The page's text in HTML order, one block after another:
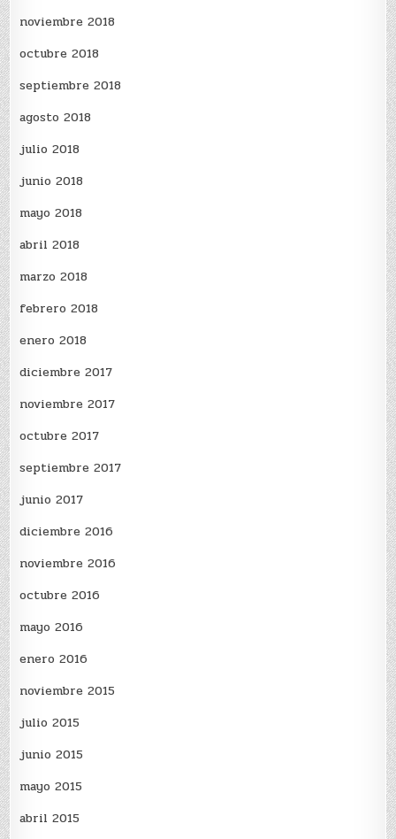
noviembre 2018
octubre 2018
septiembre 2018
agosto 2018
julio 2018
junio 2018
mayo 2018
abril 2018
marzo 2018
febrero 2018
enero 2018
diciembre 2017
noviembre 2017
octubre 2017
septiembre 2017
junio 2017
diciembre 2016
noviembre 2016
octubre 2016
mayo 2016
enero 2016
noviembre 2015
julio 2015
junio 2015
mayo 2015
abril 2015